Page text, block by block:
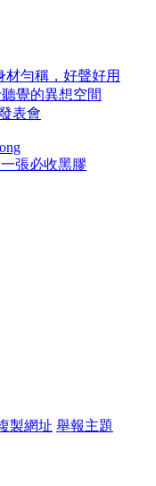
材勻稱，好聲好用
覺的異想空間
表會
一張必收黑膠
製網址 舉報主題